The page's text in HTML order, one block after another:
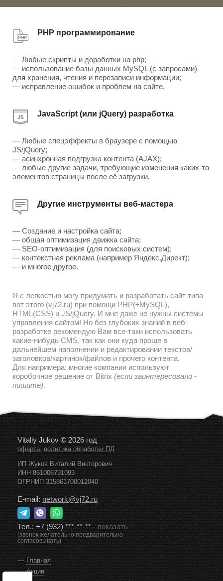
PHP программирование
— Любые скрипты и доработки на php;
— использование базы данных MySQL (с запросами)
для хранения, чтения и перезаписи информации;
— исправление ошибок и проблем на сайте.
JavaScript (или jQuery) разработка
— Любые спецэффекты в браузере с помощью
JS/jQuery;
— асинхронная подгрузка контента (AJAX);
— любые другие задачи, требующие изменения каких-то
элементов страницы после её загрузки.
Другие инструменты веб-мастера
— Создание и настройка сайта;
— общая оптимизация движка сайта;
— SEO-оптимизация (для поисковых систем);
— контекстная реклама (например Яндекс.Директ);
— и многое другое.
Я с легкостью могу придумать и разработать сайт типа
вот этого (vj72.ru) при помощи PHP(±MySQL),
HTML(CSS) и JS/jQuery. И мне даже не нужны системы
управления сайтом! Но без глубоких знаний в веб-
разработке рекомендую Вам все-таки использовать
какие-нибудь CMS, так как они куда проще в
дальнейшем наполнении и редактировании текстов/
заголовков/картинок/файлов и прочего контента.
Для напримера: многие компании используют
коробочное решение от Bitrix (если заинтересовало -
пишите).
Vitaliy Jukov © 2026 год
оферта,политика обработки ПД
ИП Жуков Виталий Викторович
ИНН 861006791093
ОГРНИП 315861700012040
E-mail:network@vj72.ru
Тел.:+7 (932) ***-**-**-показать
(звонок желательно предварительно
согласовывать)
Главная
Акции